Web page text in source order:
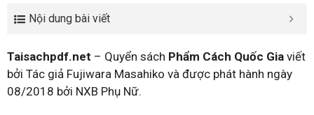
Nội dung bài viết
Taisachpdf.net – Quyển sách Phẩm Cách Quốc Gia viết
bởi Tác giả Fujiwara Masahiko và được phát hành ngày
08/2018 bởi NXB Phụ Nữ.